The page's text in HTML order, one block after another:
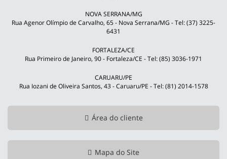
NOVA SERRANA/MG
Rua Agenor Olímpio de Carvalho, 65 - Nova Serrana/MG - Tel: (37) 3225-
6431
FORTALEZA/CE
Rua Primeiro de Janeiro, 90 - Fortaleza/CE - Tel: (85) 3036-1971
CARUARU/PE
Rua Iozani de Oliveira Santos, 43 - Caruaru/PE - Tel: (81) 2014-1578
Área do cliente
Mapa do Site